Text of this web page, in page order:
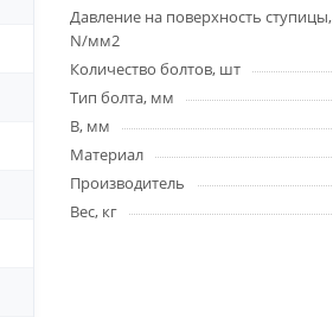
Давление на поверхность ступицы,
N/мм2
Количество болтов, шт
Тип болта, мм
B, мм
Материал
Производитель
Вес, кг